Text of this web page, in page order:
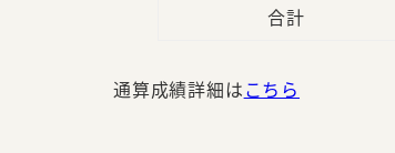
合計
通算成績詳細はこちら